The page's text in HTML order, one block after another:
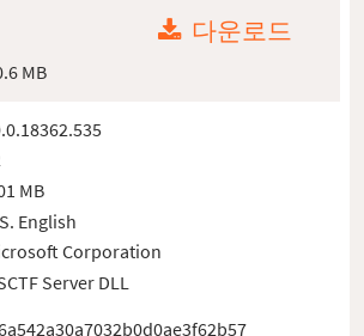
다운로드
MB
MB
English
Corporation
Server DLL